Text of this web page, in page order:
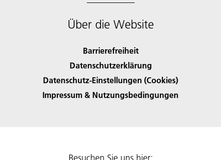
Über die Website
Barrierefreiheit
Datenschutzerklärung
Datenschutz-Einstellungen (Cookies)
Impressum & Nutzungsbedingungen